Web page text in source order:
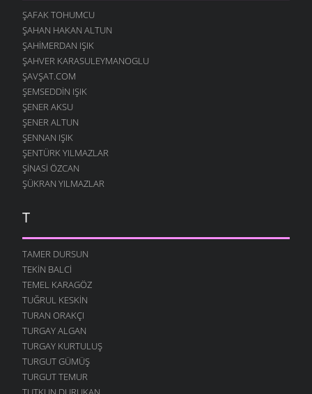
ŞAFAK TOHUMCU
ŞAHAN HAKAN ALTUN
ŞAHIMERDAN IŞIK
ŞAHVER KARASULEYMANOGLU
ŞAVŞAT.COM
ŞEMSEDDIN IŞIK
ŞENER AKSU
ŞENER ALTUN
ŞENNAN IŞIK
ŞENTÜRK YILMAZLAR
ŞINASI ÖZCAN
ŞÜKRAN YILMAZLAR
T
TAMER DURSUN
TEKIN BALCI
TEMEL KARAGÖZ
TUĞRUL KESKIN
TURAN ORAKÇI
TURGAY ALGAN
TURGAY KURTULUŞ
TURGUT GÜMÜŞ
TURGUT TEMUR